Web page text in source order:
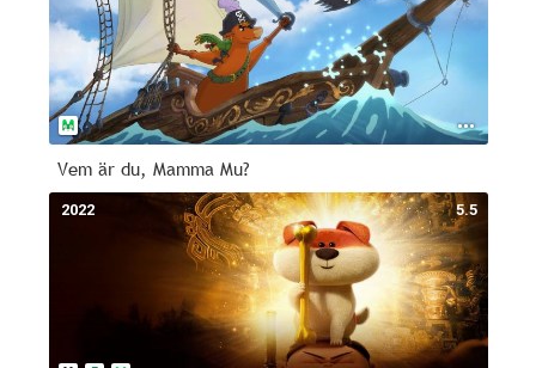
Vem är du, Mamma Mu?
5.5
2022